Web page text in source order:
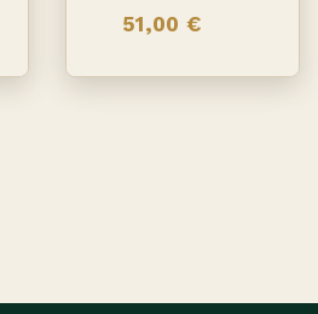
51,00 €